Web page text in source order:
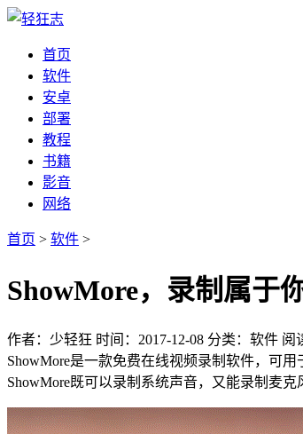
首页
软件
安卓
部署
教程
书籍
影音
网络
首页 > 软件 >
ShowMore，录制属于
作者：少轻狂 时间：2017-12-08 分类：软件 阅
ShowMore是一款免费在线视频录制软件，可
ShowMore既可以录制系统声音，又能录制麦